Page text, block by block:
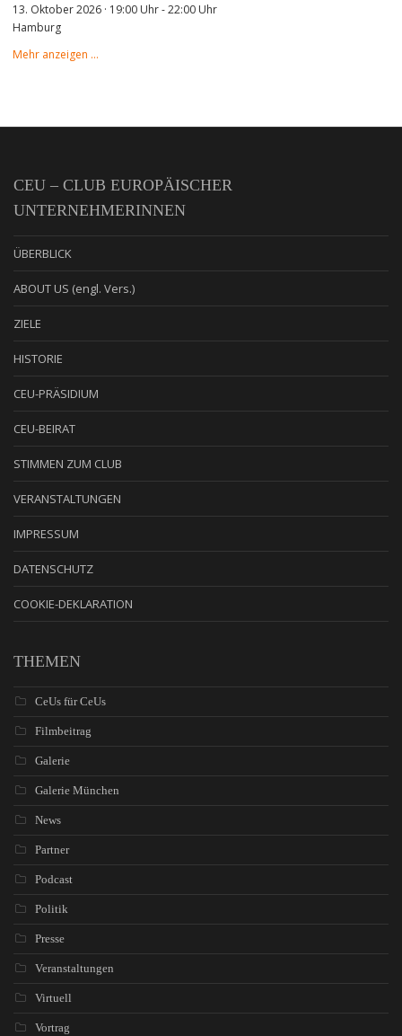
13. Oktober 2026 · 19:00 Uhr-22:00 Uhr
Hamburg
Mehr anzeigen …
CEU – CLUB EUROPÄISCHER
UNTERNEHMERINNEN
ÜBERBLICK
ABOUT US (engl. Vers.)
ZIELE
HISTORIE
CEU-PRÄSIDIUM
CEU-BEIRAT
STIMMEN ZUM CLUB
VERANSTALTUNGEN
IMPRESSUM
DATENSCHUTZ
COOKIE-DEKLARATION
THEMEN
CeUs für CeUs
Filmbeitrag
Galerie
Galerie München
News
Partner
Podcast
Politik
Presse
Veranstaltungen
Virtuell
Vortrag